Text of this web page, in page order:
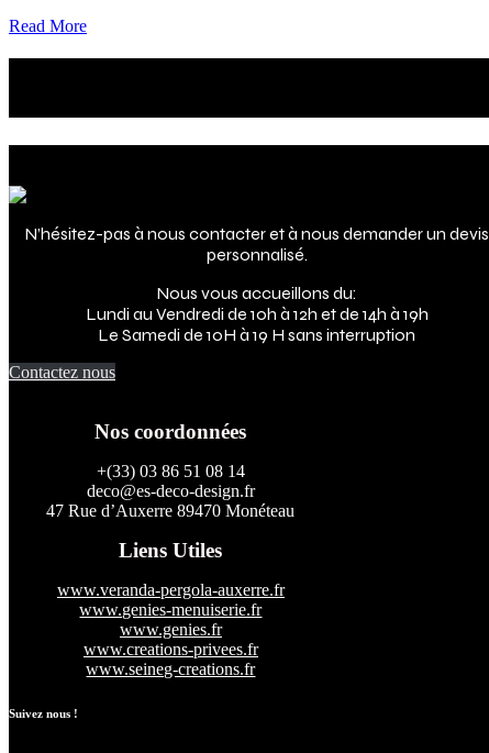
Read More
N’hésitez-pas à nous contacter et à nous demander un devis
personnalisé.
Nous vous accueillons du:
Lundi au Vendredi de 10h à 12h et de 14h à 19h
Le Samedi de 10H à 19 H sans interruption
Contactez nous
Nos coordonnées
+(33) 03 86 51 08 14
deco@es-deco-design.fr
47 Rue d’Auxerre 89470 Monéteau
Liens Utiles
www.veranda-pergola-auxerre.fr
www.genies-menuiserie.fr
www.genies.fr
www.creations-privees.fr
www.seineg-creations.fr
Suivez nous !